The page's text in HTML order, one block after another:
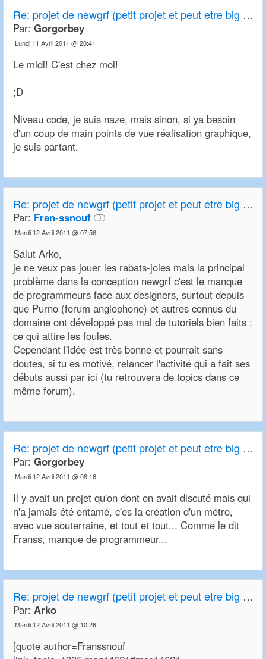
Re: projet de newgrf (petit projet et peut etre big project)
Par: Gorgorbey
Lundi 11 Avril 2011 @ 20:41
Le midi! C'est chez moi!
;D
Niveau code, je suis naze, mais sinon, si ya besoin
d'un coup de main points de vue réalisation graphique,
je suis partant.
Re: projet de newgrf (petit projet et peut etre big project)
Par: Fran-ssnouf
Mardi 12 Avril 2011 @ 07:56
Salut Arko,
je ne veux pas jouer les rabats-joies mais la principal
problème dans la conception newgrf c'est le manque
de programmeurs face aux designers, surtout depuis
que Purno (forum anglophone) et autres connus du
domaine ont développé pas mal de tutoriels bien faits :
ce qui attire les foules.
Cependant l'idée est très bonne et pourrait sans
doutes, si tu es motivé, relancer l'activité qui a fait ses
débuts aussi par ici (tu retrouvera de topics dans ce
même forum).
Re: projet de newgrf (petit projet et peut etre big project)
Par: Gorgorbey
Mardi 12 Avril 2011 @ 08:16
Il y avait un projet qu'on dont on avait discuté mais qui
n'a jamais été entamé, c'es la création d'un métro,
avec vue souterraine, et tout et tout... Comme le dit
Franss, manque de programmeur...
Re: projet de newgrf (petit projet et peut etre big project)
Par: Arko
Mardi 12 Avril 2011 @ 10:26
[quote author=Franssnouf